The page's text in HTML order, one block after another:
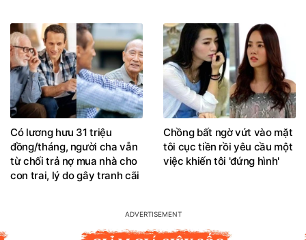
Có lương hưu 31 triệu
đồng/tháng, người cha vẫn
từ chối trả nợ mua nhà cho
con trai, lý do gây tranh cãi
Chồng bất ngờ vứt vào mặt
tôi cục tiền rồi yêu cầu một
việc khiến tôi 'đứng hình'